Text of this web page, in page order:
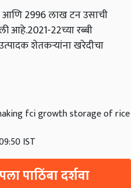
आणि 2996 लाख टन उसाची
आहे.2021-22च्या रब्बी
शेतकऱ्यांना खरेदीचा
fci growth storage of rice
IST
पाठिंबा दर्शवा